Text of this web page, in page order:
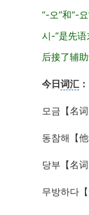
“-오”和“-
시-”是先
后接了辅
今日词汇 ：
모금【名
동참해【
당부【名
무방하다